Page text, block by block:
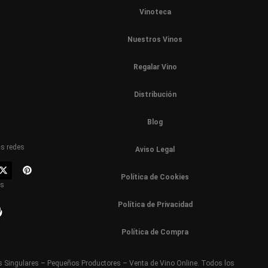
Vinoteca
Nuestros Vinos
Regalar Vino
Distribución
Blog
redes Aviso Legal
Política de Cookies
Política de Privacidad
Política de Compra
Singulares – Pequeños Productores – Venta de Vino Online. Todos los